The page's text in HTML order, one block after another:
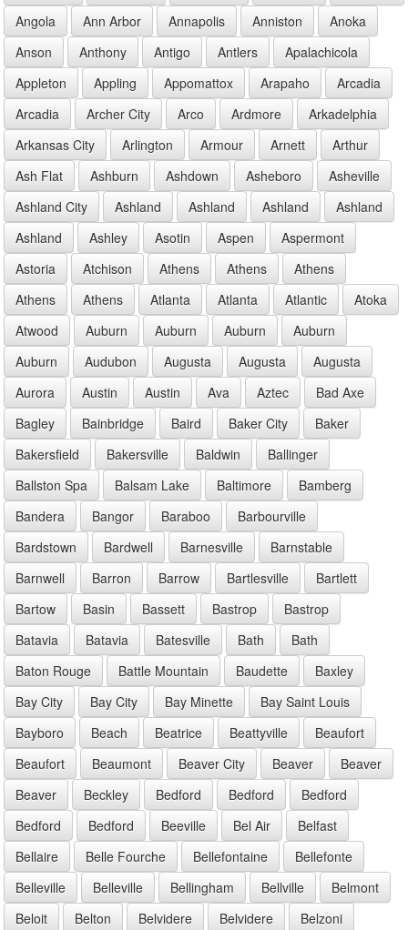
Angola
Ann Arbor Annapolis Anniston
Anoka
Anson
Anthony Antigo Antlers
Apalachicola
Appleton
Appling Appomattox Arapaho
Arcadia
Arcadia
Archer City Arco Ardmore
Arkadelphia
Arkansas City
Arlington Armour Arnett
Arthur
Ash Flat
Ashburn Ashdown Asheboro
Asheville
Ashland City
Ashland Ashland Ashland
Ashland
Ashland
Ashley Asotin Aspen
Aspermont
Astoria
Atchison Athens Athens
Athens
Athens
Athens Atlanta Atlanta Atlantic
Atoka
Atwood
Auburn Auburn Auburn
Auburn
Auburn
Audubon Augusta Augusta
Augusta
Aurora
Austin Austin Ava Aztec
Bad Axe
Bagley
Bainbridge Baird Baker City
Baker
Bakersfield
Bakersville Baldwin
Ballinger
Ballston Spa
Balsam Lake Baltimore
Bamberg
Bandera
Bangor Baraboo
Barbourville
Bardstown
Bardwell Barnesville
Barnstable
Barnwell
Barron Barrow Bartlesville
Bartlett
Bartow
Basin Bassett Bastrop
Bastrop
Batavia
Batavia Batesville Bath
Bath
Baton Rouge
Battle Mountain Baudette
Baxley
Bay City
Bay City Bay Minette
Bay Saint Louis
Bayboro
Beach Beatrice Beattyville
Beaufort
Beaufort
Beaumont Beaver City Beaver
Beaver
Beaver
Beckley Bedford Bedford
Bedford
Bedford
Bedford Beeville Bel Air
Belfast
Bellaire
Belle Fourche Bellefontaine
Bellefonte
Belleville
Belleville Bellingham Bellville
Belmont
Beloit
Belton Belvidere Belvidere
Belzoni